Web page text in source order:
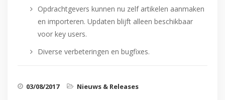
Opdrachtgevers kunnen nu zelf artikelen aanmaken
en importeren. Updaten blijft alleen beschikbaar
voor key users.
Diverse verbeteringen en bugfixes.
03/08/2017 Nieuws & Releases